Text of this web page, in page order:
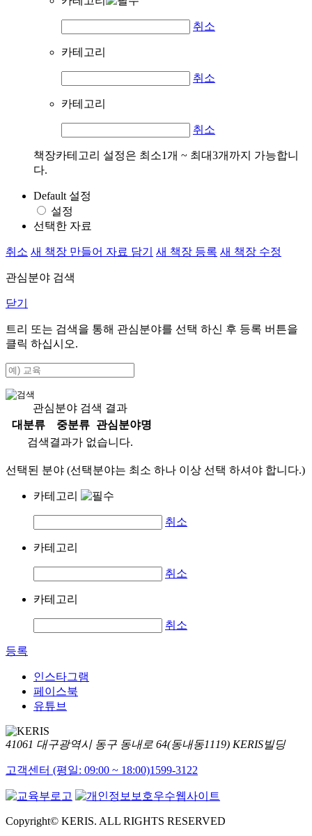
취소
카테고리
취소
카테고리
취소
책장카테고리 설정은 최소1개 ~ 최대3개까지 가능합니
다.
Default 설정
설정
선택한 자료
취소 새 책장 만들어 자료 담기 새 책장 등록 새 책장 수정
관심분야 검색
닫기
트리 또는 검색을 통해 관심분야를 선택 하신 후 등록 버튼을
클릭 하십시오.
관심분야 검색 결과
대분류
중분류
관심분야명
검색결과가 없습니다.
선택된 분야 (선택분야는 최소 하나 이상 선택 하셔야 합니다.)
카테고리
취소
카테고리
취소
카테고리
취소
등록
인스타그램
페이스북
유튜브
41061 대구광역시 동구 동내로 64(동내동1119) KERIS빌딩
고객센터 (평일: 09:00 ~ 18:00)1599-3122
Copyright© KERIS. ALL RIGHTS RESERVED